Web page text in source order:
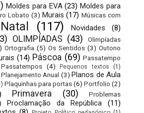
Moldes para EVA (23) Moldes para
Lobato (3) Murais (17) Músicas com
Natal (117) Novidades (8)
OLIMPÍADAS (43)
Olimpíadas
Ortografia (5) Os Sentidos (3) Outono
(14) Páscoa (69) Passatempo
Passatempos (4) Pequenos textos (1)
Planejamento Anual (3) Planos de Aula
Plaquinhas para portas(6) Portfolio (2)
Primavera (30)
Problemas
Proclamação da República
(11)